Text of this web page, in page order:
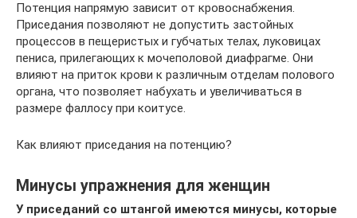
Потенция напрямую зависит от кровоснабжения.
Приседания позволяют не допустить застойных
процессов в пещеристых и губчатых телах, луковицах
пениса, прилегающих к мочеполовой диафрагме. Они
влияют на приток крови к различным отделам полового
органа, что позволяет набухать и увеличиваться в
размере фаллосу при коитусе.
Как влияют приседания на потенцию?
Минусы упражнения для женщин
У приседаний со штангой имеются минусы, которые